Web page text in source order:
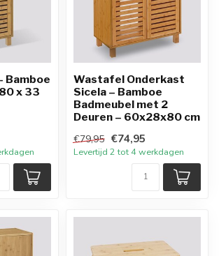
Bamboe
x 33
Wastafel Onderkast
Sicela – Bamboe
Badmeubel met 2
Deuren – 60x28x80 cm
€79,95 €74,95
Levertijd 2 tot 4 werkdagen